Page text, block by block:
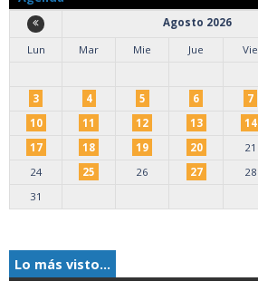
Agosto 2026
Lun
Mar Mie Jue Vie
3
4 5 6 7
10
11 12 13 14
17
18 19 20 21
24
25 26 27 28
31
Lo más visto...